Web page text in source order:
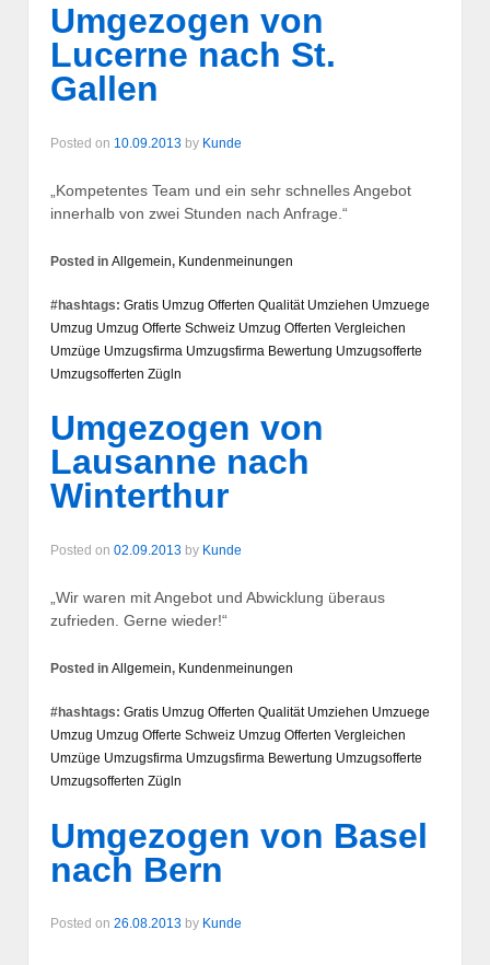
Umgezogen von
Lucerne nach St.
Gallen
Posted on 10.09.2013 by Kunde
„Kompetentes Team und ein sehr schnelles Angebot
innerhalb von zwei Stunden nach Anfrage.“
Posted in Allgemein, Kundenmeinungen
#hashtags: Gratis Umzug Offerten Qualität Umziehen Umzuege
Umzug Umzug Offerte Schweiz Umzug Offerten Vergleichen
Umzüge Umzugsfirma Umzugsfirma Bewertung Umzugsofferte
Umzugsofferten Zügln
Umgezogen von
Lausanne nach
Winterthur
Posted on 02.09.2013 by Kunde
„Wir waren mit Angebot und Abwicklung überaus
zufrieden. Gerne wieder!“
Posted in Allgemein, Kundenmeinungen
#hashtags: Gratis Umzug Offerten Qualität Umziehen Umzuege
Umzug Umzug Offerte Schweiz Umzug Offerten Vergleichen
Umzüge Umzugsfirma Umzugsfirma Bewertung Umzugsofferte
Umzugsofferten Zügln
Umgezogen von Basel
nach Bern
Posted on 26.08.2013 by Kunde